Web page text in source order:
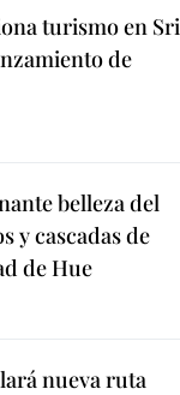
turismo en Sri
de
belleza del
y cascadas de
de Hue
nueva ruta